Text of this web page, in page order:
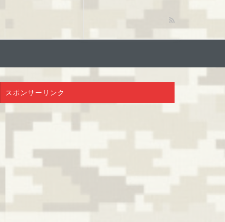
スポンサーリンク